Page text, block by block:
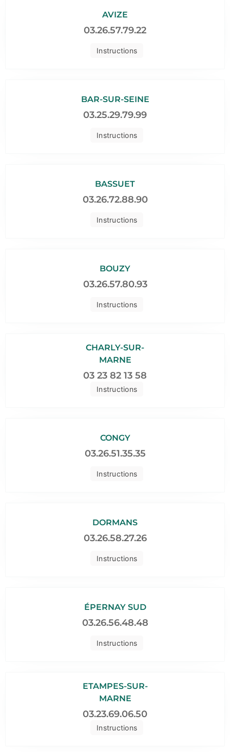
Instructions
AVIZE
03.26.57.79.22
Instructions
BAR-SUR-SEINE
03.25.29.79.99
Instructions
BASSUET
03.26.72.88.90
Instructions
BOUZY
03.26.57.80.93
Instructions
CHARLY-SUR-
MARNE
03 23 82 13 58
Instructions
CONGY
03.26.51.35.35
Instructions
DORMANS
03.26.58.27.26
Instructions
ÉPERNAY SUD
03.26.56.48.48
Instructions
ETAMPES-SUR-
MARNE
03.23.69.06.50